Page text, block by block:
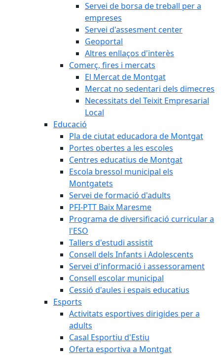
Servei de borsa de treball per a
empreses
Servei d'assesment center
Geoportal
Altres enllaços d'interès
Comerç, fires i mercats
El Mercat de Montgat
Mercat no sedentari dels dimecres
Necessitats del Teixit Empresarial
Local
Educació
Pla de ciutat educadora de Montgat
Portes obertes a les escoles
Centres educatius de Montgat
Escola bressol municipal els
Montgatets
Servei de formació d'adults
PFI-PTT Baix Maresme
Programa de diversificació curricular a
l'ESO
Tallers d'estudi assistit
Consell dels Infants i Adolescents
Servei d'informació i assessorament
Consell escolar municipal
Cessió d'aules i espais educatius
Esports
Activitats esportives dirigides per a
adults
Casal Esportiu d'Estiu
Oferta esportiva a Montgat